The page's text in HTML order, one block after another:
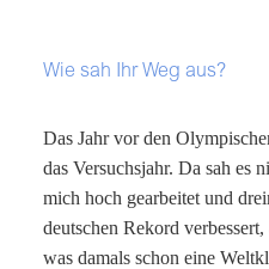
Wie sah Ihr Weg aus?
Das Jahr vor den
das Versuchsjahr. Da sah es
mich hoch gearbeitet und
deutschen Rekord
was damals schon eine